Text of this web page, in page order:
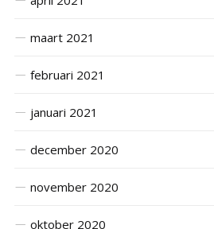
maart 2021
februari 2021
januari 2021
december 2020
november 2020
oktober 2020